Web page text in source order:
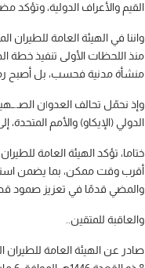
القيم والأعراف الدولية،
واننا في الهيئة العامة للطيران
منذ اللحظات الأولى تنفيذ خطة
منشأة مدنية فحسب، بل أصبح
وإذ نحمّل تحالف العدو|ن
الدولي (الإيكاو) والأمم
ختاما، تؤكد الهيئة العامة
أقرب وقت ممكن، بما يضمن
والمضي قدمًا في تعزيز صمود
والعاقبة للمتقين..
صادر عن الهيئة العامة للطيران